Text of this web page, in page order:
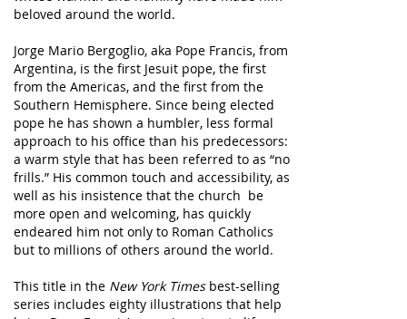
beloved around the world.
Jorge Mario Bergoglio, aka Pope Francis, from
Argentina, is the first Jesuit pope, the first
from the Americas, and the first from the
Southern Hemisphere. Since being elected
pope he has shown a humbler, less formal
approach to his office than his predecessors:
a warm style that has been referred to as “no
frills.” His common touch and accessibility, as
well as his insistence that the church be
more open and welcoming, has quickly
endeared him not only to Roman Catholics
but to millions of others around the world.
This title in the New York Times best-selling
series includes eighty illustrations that help